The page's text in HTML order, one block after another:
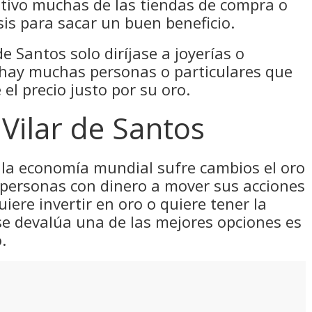
muchas de las tiendas de compra o
para sacar un buen beneficio.
Santos solo diríjase a joyerías o
muchas personas o particulares que
precio justo por su oro.
de Santos
economía mundial sufre cambios el oro
con dinero a mover sus acciones
invertir en oro o quiere tener la
devalúa una de las mejores opciones es